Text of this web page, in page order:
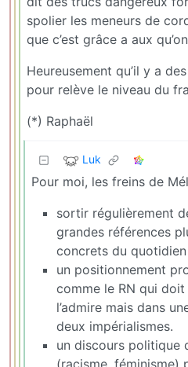
spolier les meneurs de
que c’est grâce a aux
Heureusement qu’il y a
pour relève le niveau du
(*) Raphaël
Luk
Pour moi, les freins de
sortir régulièrement
grandes références
concrets du
un positionnement
comme le RN qui doit
l’admire mais dans
deux impérialismes.
un discours politique